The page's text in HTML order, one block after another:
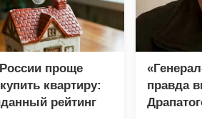
проще
квартиру:
рейтинг
правда